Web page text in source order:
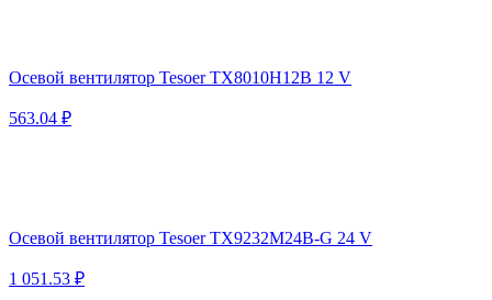
Осевой вентилятор Tesoer TX8010H12B 12 V
563.04 ₽
Осевой вентилятор Tesoer TX9232M24B-G 24 V
1 051.53 ₽